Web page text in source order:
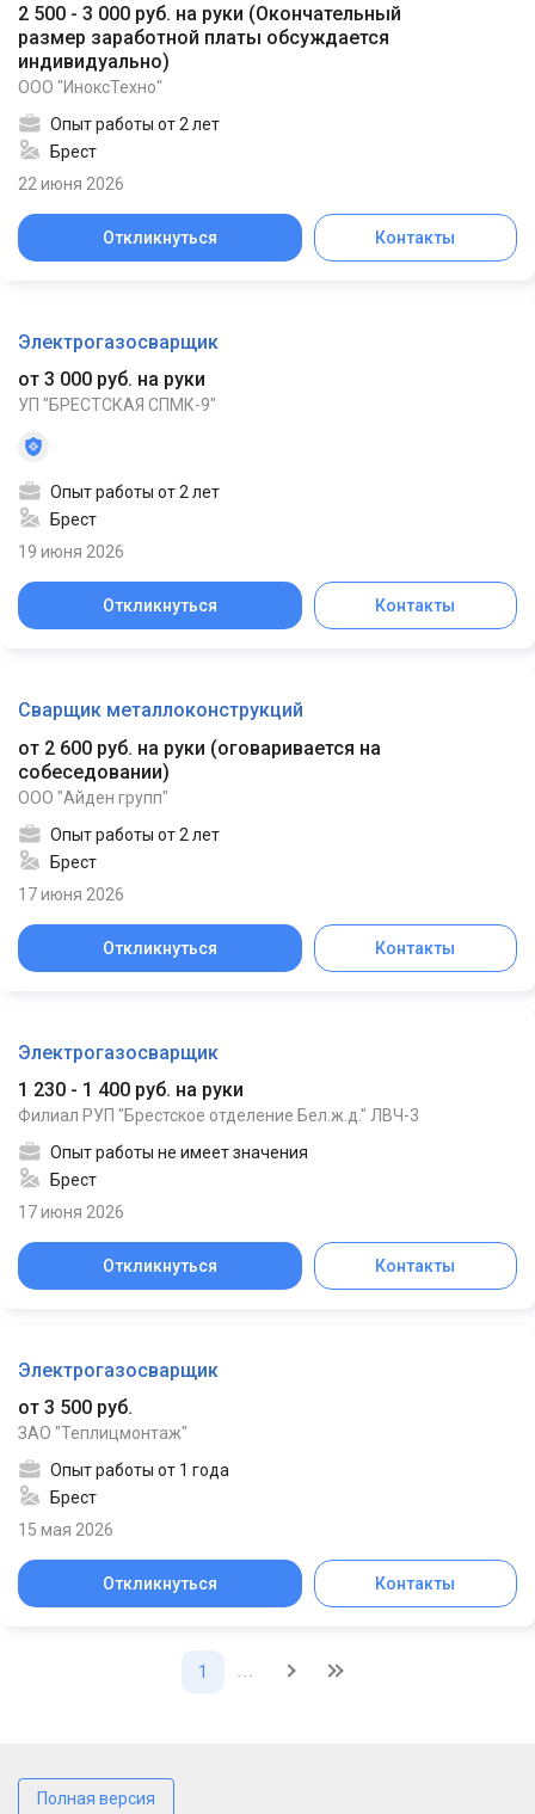
2 500 - 3 000 руб. на руки (Окончательный
размер заработной платы обсуждается
индивидуально)
ООО "ИноксТехно"
Опыт работы от 2 лет
Брест
22 июня 2026
Откликнуться Контакты
Электрогазосварщик
от 3 000 руб. на руки
УП "БРЕСТСКАЯ СПМК-9"
Опыт работы от 2 лет
Брест
19 июня 2026
Откликнуться Контакты
Сварщик металлоконструкций
от 2 600 руб. на руки (оговаривается на
собеседовании)
ООО "Айден групп"
Опыт работы от 2 лет
Брест
17 июня 2026
Откликнуться Контакты
Электрогазосварщик
1 230 - 1 400 руб. на руки
Филиал РУП "Брестское отделение Бел.ж.д." ЛВЧ-3
Опыт работы не имеет значения
Брест
17 июня 2026
Откликнуться Контакты
Электрогазосварщик
от 3 500 руб.
ЗАО "Теплицмонтаж"
Опыт работы от 1 года
Брест
15 мая 2026
Откликнуться Контакты
1 ...
Полная версия